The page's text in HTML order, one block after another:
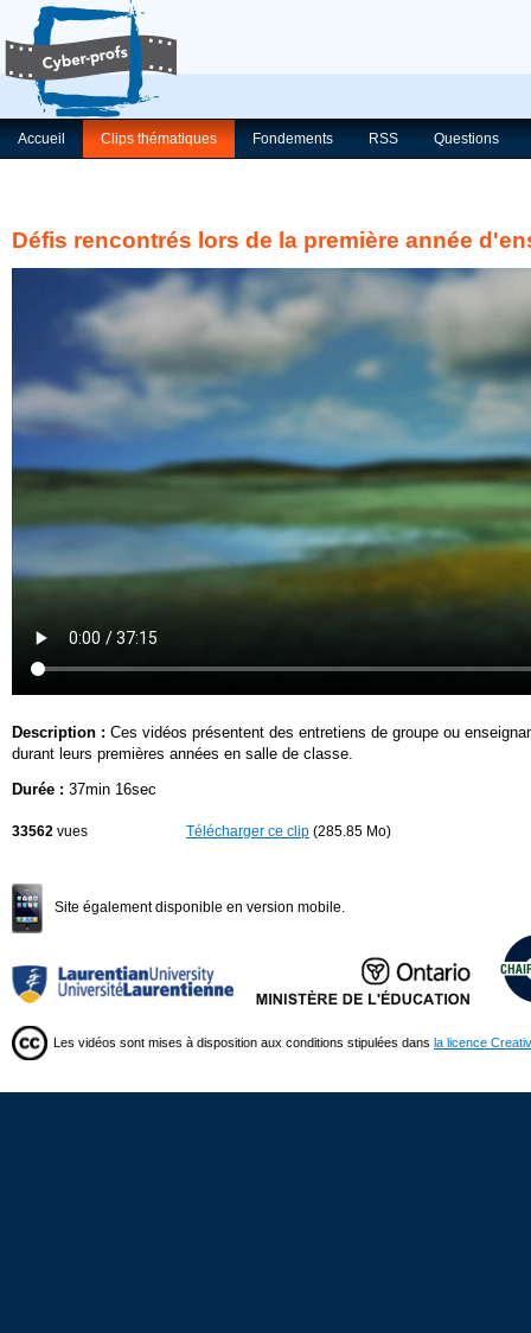
Accueil Clips thématiques Fondements RSS Questions
Défis rencontrés lors de la première année
Description : Ces vidéos présentent des entretiens de groupe ou
durant leurs premières années en salle de classe.
Durée : 37min 16sec
33562 vues Télécharger ce clip (285.85 Mo)
Site également disponible en version mobile.
Les vidéos sont mises à disposition aux conditions stipulées dans la licence